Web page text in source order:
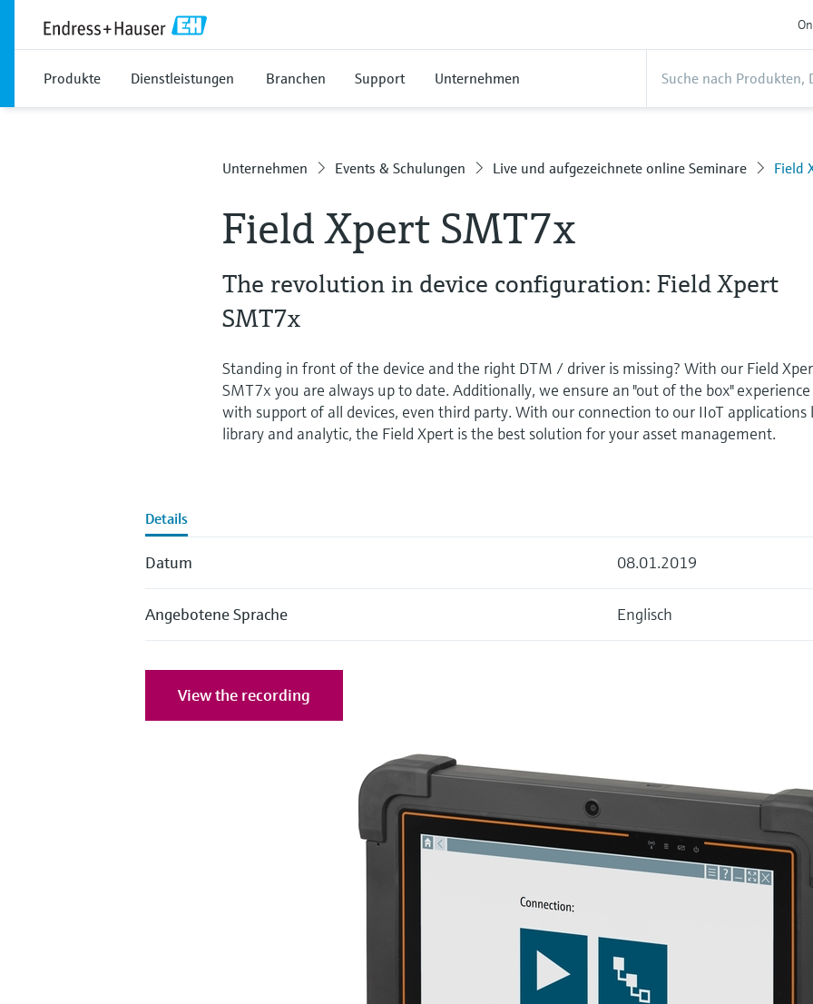
Produkte Dienstleistungen Branchen Support Unternehmen
Unternehmen Events & Schulungen Live und aufgezeichnete online Seminare Field
Field Xpert SMT7x
The revolution in device configuration: Field Xpert
SMT7x
Standing in front of the device and the right DTM / driver is missing? With our Field
SMT7x you are always up to date. Additionally, we ensure an "out of the box" experience
with support of all devices, even third party. With our connection to our IIoT applications
library and analytic, the Field Xpert is the best solution for your asset management.
Details
Datum 08.01.2019
Angebotene Sprache Englisch
View the recording